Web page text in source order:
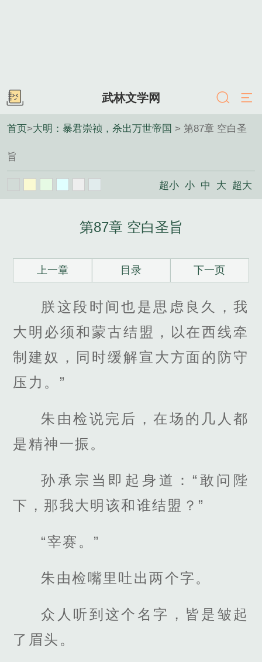
武林文学网
首页>大明：暴君崇祯，杀出万世帝国 > 第87章 空白圣
旨
超小 小 中 大 超大
第87章 空白圣旨
上一章 目录 下一页
朕这段时间也是思虑良久，我
大明必须和蒙古结盟，以在西线牵
制建奴，同时缓解宣大方面的防守
压力。”
朱由检说完后，在场的几人都
是精神一振。
孙承宗当即起身道：“敢问陛
下，那我大明该和谁结盟？”
“宰赛。”
朱由检嘴里吐出两个字。
众人听到这个名字，皆是皱起
了眉头。